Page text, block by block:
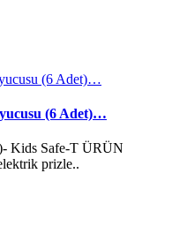
(6 Adet)…
Kids Safe-T ÜRÜN
prizle..